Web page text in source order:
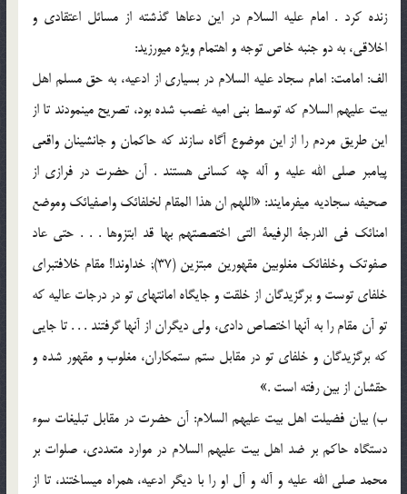
زنده کرد . امام علیه السلام در این دعاها گذشته از مسائل اعتقادی و
اخلاقی، به دو جنبه خاص توجه و اهتمام ویژه می‏ورزید:
الف: امامت: امام سجاد علیه السلام در بسیاری از ادعیه، به حق مسلم اهل
بیت علیهم السلام که توسط بنی امیه غصب شده بود، تصریح می‏نمودند تا از
این طریق مردم را از این موضوع آگاه سازند که حاکمان و جانشینان واقعی
پیامبر صلی الله علیه و آله چه کسانی هستند . آن حضرت در فرازی از
صحیفه سجادیه می‏فرمایند: «اللهم ان هذا المقام لخلفائک واصفیائک وموضع
امنائک فی الدرجة الرفیعة التی اختصصتهم بها قد ابتزوها . . . حتی عاد
صفوتک وخلفائک مغلوبین مقهورین مبتزین (37); خداوندا! مقام خلافت‏برای
خلفای توست و برگزیدگان از خلقت و جایگاه امانت‏های تو در درجات عالیه که
تو آن مقام را به آن‏ها اختصاص دادی، ولی دیگران از آن‏ها گرفتند . . . تا جایی
که برگزیدگان و خلفای تو در مقابل ستم ستمکاران، مغلوب و مقهور شده و
حقشان از بین رفته است .»
ب) بیان فضیلت اهل بیت علیهم السلام: آن حضرت در مقابل تبلیغات سوء
دستگاه حاکم بر ضد اهل بیت علیهم السلام در موارد متعددی، صلوات بر
محمد صلی الله علیه و آله و آل او را با دیگر ادعیه، همراه می‏ساختند، تا از